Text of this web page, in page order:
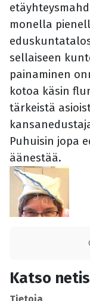
monella
sellaiseen
painaminen
kotoa käsin
tärkeistä
Puhuisin jopa
äänestää.
Katso